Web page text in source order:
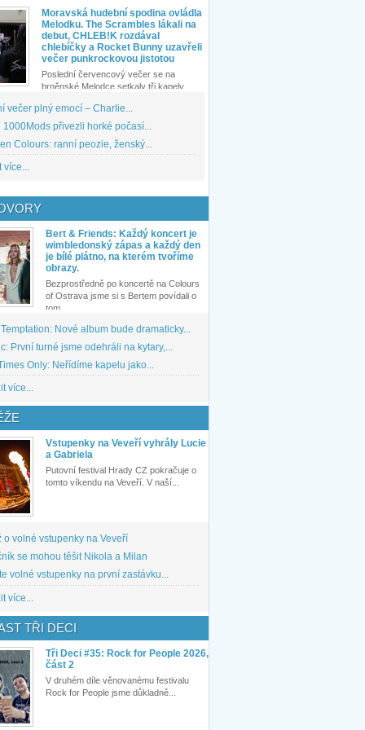
Moravská hudební spodina ovládla
Melodku. The Scrambles lákali na
debut, CHLEB!K rozdával
chlebíčky a Rocket Bunny uzavřeli
večer punkrockovou jistotou
Poslední červencový večer se na
brněnské Melodce setkaly tři kapely...
večer plný emocí – Charlie...
přivezli horké počasí...
Colours: ranní peozie, ženský...
více...
Bert & Friends: Každý koncert je
wimbledonský zápas a každý den
je bílé plátno, na kterém tvoříme
obrazy.
Bezprostředně po koncertě na Colours
of Ostrava jsme si s Bertem povídali o
tom,...
Nové album bude dramaticky...
První turné jsme odehráli na kytary,...
Only: Neřídíme kapelu jako...
více...
Vstupenky na Veveří vyhrály Lucie
a Gabriela
Putovní festival Hrady CZ pokračuje o
tomto víkendu na Veveří. V naší...
o volné vstupenky na Veveří
se mohou těšit Nikola a Milan
volné vstupenky na první zastávku...
více...
TŘI DECI
Tři Deci #35: Rock for People 2026,
část 2
V druhém díle věnovanému festivalu
Rock for People jsme důkladně...